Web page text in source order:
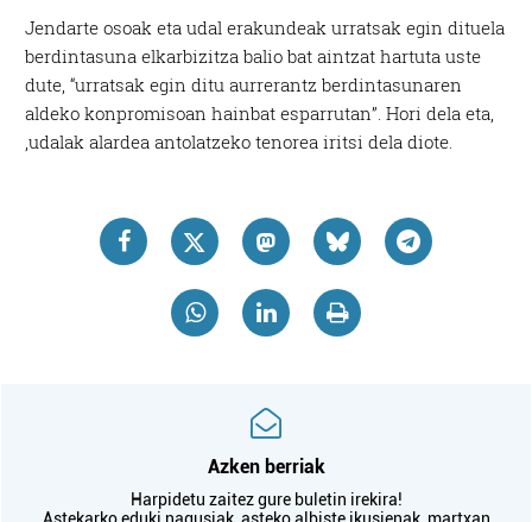
Jendarte osoak eta udal erakundeak urratsak egin dituela
berdintasuna elkarbizitza balio bat aintzat hartuta uste
dute, “urratsak egin ditu aurrerantz berdintasunaren
aldeko konpromisoan hainbat esparrutan”. Hori dela eta,
,udalak alardea antolatzeko tenorea iritsi dela diote.
Azken berriak
Harpidetu zaitez gure buletin irekira!